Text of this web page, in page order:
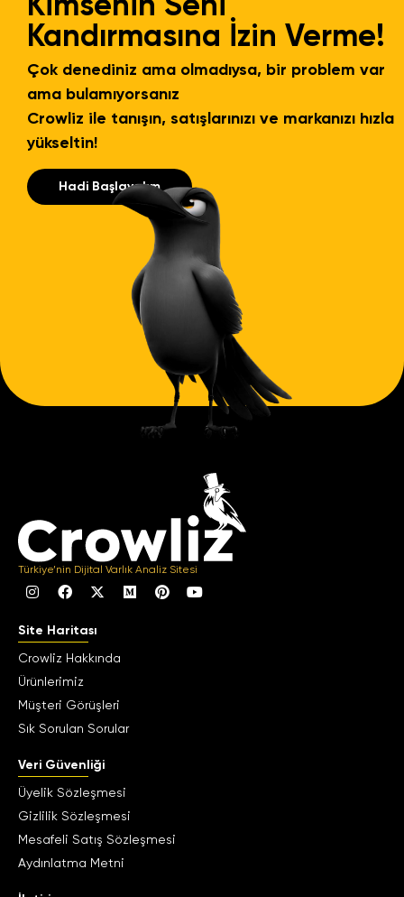
Kimsenin Seni
Kandırmasına İzin Verme!
Çok denediniz ama olmadıysa, bir problem var
ama bulamıyorsanız
Crowliz ile tanışın, satışlarınızı ve markanızı hızla
yükseltin!
Hadi Başlayalım
Türkiye’nin Dijital Varlık Analiz Sitesi
Site Haritası
Crowliz Hakkında
Ürünlerimiz
Müşteri Görüşleri
Sık Sorulan Sorular
Veri Güvenliği
Üyelik Sözleşmesi
Gizlilik Sözleşmesi
Mesafeli Satış Sözleşmesi
Aydınlatma Metni